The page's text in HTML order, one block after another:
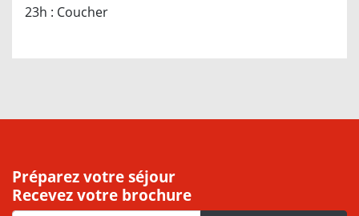
23h : Coucher
Préparez votre séjour
Recevez votre brochure